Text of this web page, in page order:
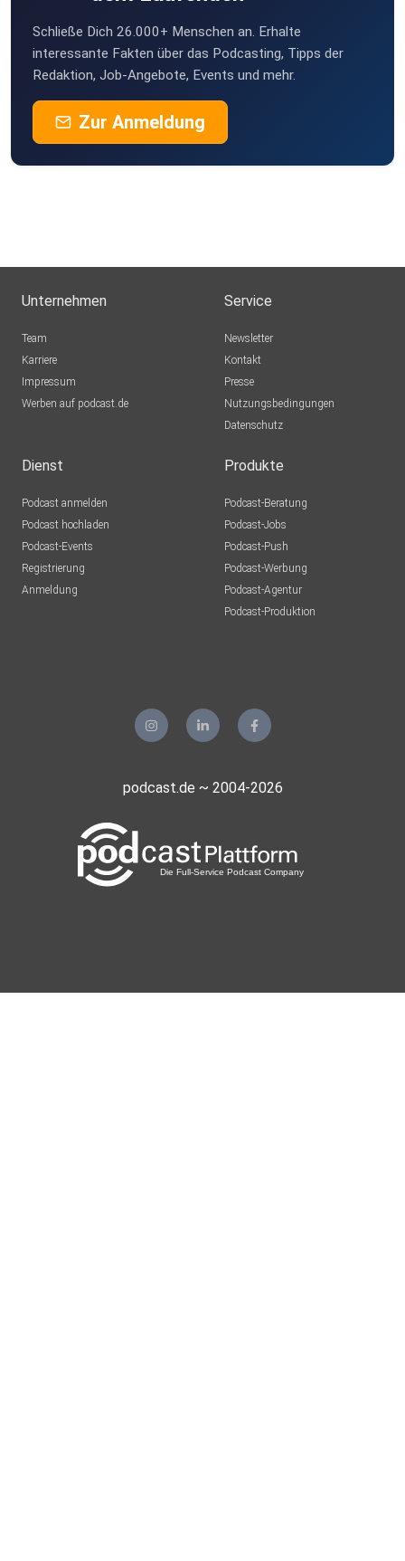
Schließe Dich 26.000+ Menschen an. Erhalte
interessante Fakten über das Podcasting, Tipps der
Redaktion, Job-Angebote, Events und mehr.
Zur Anmeldung
Unternehmen
Team
Karriere
Impressum
Werben auf podcast.de
Service
Newsletter
Kontakt
Presse
Nutzungsbedingungen
Datenschutz
Dienst
Podcast anmelden
Podcast hochladen
Podcast-Events
Registrierung
Anmeldung
Produkte
Podcast-Beratung
Podcast-Jobs
Podcast-Push
Podcast-Werbung
Podcast-Agentur
Podcast-Produktion
podcast.de ~ 2004-2026